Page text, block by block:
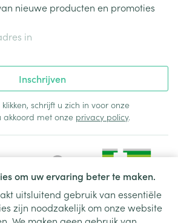
om uw ervaring beter te maken.
uitsluitend gebruik van essentiële
zijn noodzakelijk om onze website
nieuwe producten en promoties
Inschrijven
schrijft u zich in voor onze
met onze privacy policy.